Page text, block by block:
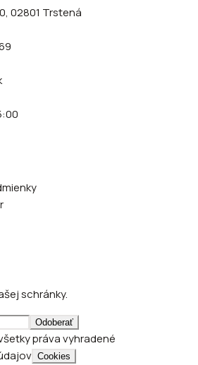
02801 Trstená
schránky.
Odoberať
práva vyhradené
Cookies